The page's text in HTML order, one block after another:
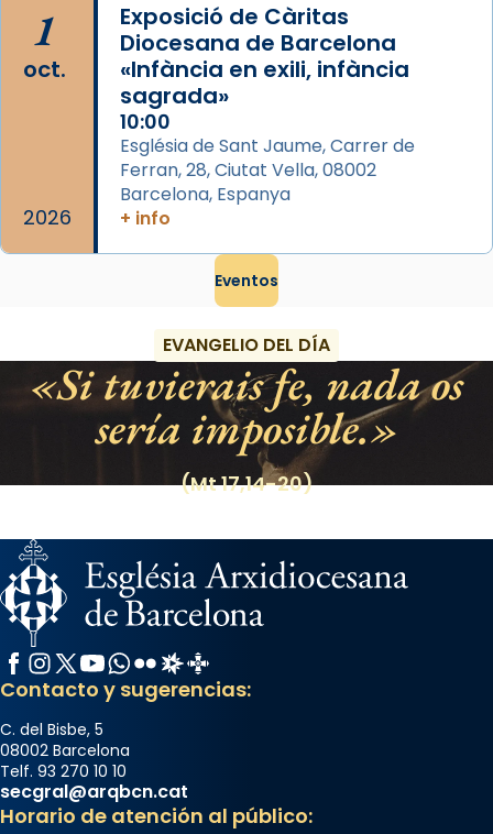
1
oct.
2026
Exposició de Càritas
Diocesana de Barcelona
«Infància en exili, infància
sagrada»
10:00
Església de Sant Jaume, Carrer de
Ferran, 28, Ciutat Vella, 08002
Barcelona, Espanya
+ info
Eventos
EVANGELIO DEL DÍA
Si tuvierais fe, nada os
sería imposible.
(Mt 17,14-20)
Facebook
Instagram
X / Twitter
YouTube
WhatsApp
FlickrRadio Estel
Catalunya Cristiana
Contacto y sugerencias:
C. del Bisbe, 5
08002 Barcelona
Telf. 93 270 10 10
secgral@arqbcn.cat
Horario de atención al público: